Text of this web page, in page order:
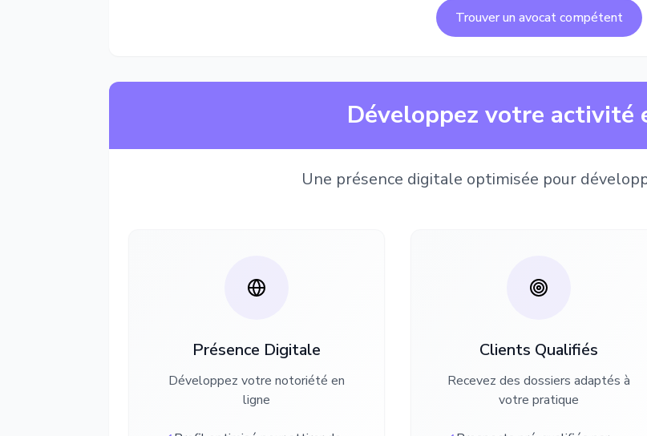
Trouver un avocat compétent
Développez votre activité
Une présence digitale optimisée pour
Présence Digitale
Développez votre notoriété en
ligne
Clients Qualifiés
Recevez des dossiers adaptés à
votre pratique